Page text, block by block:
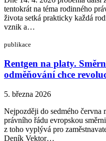
tentokrát na téma rodinného
života setká prakticky každá
vznik a…
publikace
Rentgen na platy.
odměňování chce
5. března 2026
Nejpozději do sedmého června
právního řádu evropskou
z toho vyplývá pro
Deník Vektor…